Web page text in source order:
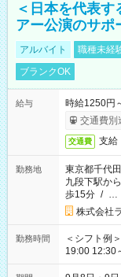
＜日本を代表
アー公演のサポ
アルバイト 職種未経
ブランクOK
給与
時給1250円
交通費別
交通費 支給
勤務地
東京都千代
九段下駅か
歩15分 / …
株式会社
勤務時間
＜シフト例
19:00 12:30～22:00 上記の時間から好
時間は変更